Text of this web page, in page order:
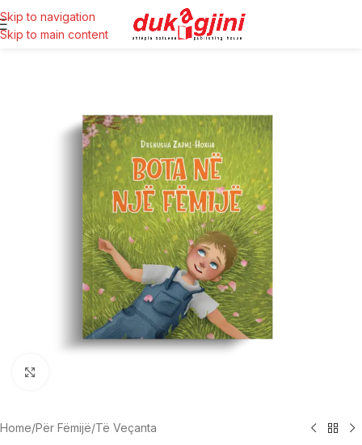
Skip to navigation
Skip to main content
Home/Për Fëmijë/Të Veçanta